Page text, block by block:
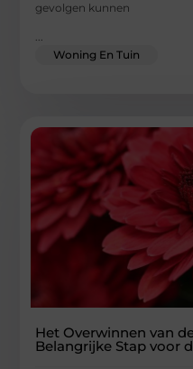
gevolgen kunnen
...
Woning En Tuin
Het Overwinnen van
Belangrijke Stap voor